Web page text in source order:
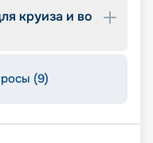
круиза и во
(9)